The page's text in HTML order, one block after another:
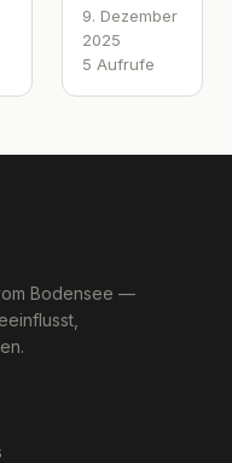
9. Dezember
2025
5 Aufrufe
Bodensee —